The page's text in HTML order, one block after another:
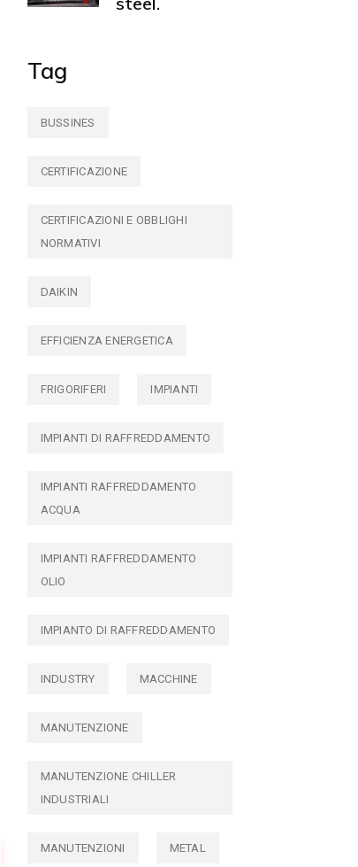
Tag
BUSSINES
CERTIFICAZIONE
CERTIFICAZIONI E OBBLIGHI
NORMATIVI
DAIKIN
EFFICIENZA ENERGETICA
FRIGORIFERI IMPIANTI
IMPIANTI DI RAFFREDDAMENTO
IMPIANTI RAFFREDDAMENTO
ACQUA
IMPIANTI RAFFREDDAMENTO
OLIO
IMPIANTO DI RAFFREDDAMENTO
INDUSTRY MACCHINE
MANUTENZIONE
MANUTENZIONE CHILLER
INDUSTRIALI
MANUTENZIONI METAL